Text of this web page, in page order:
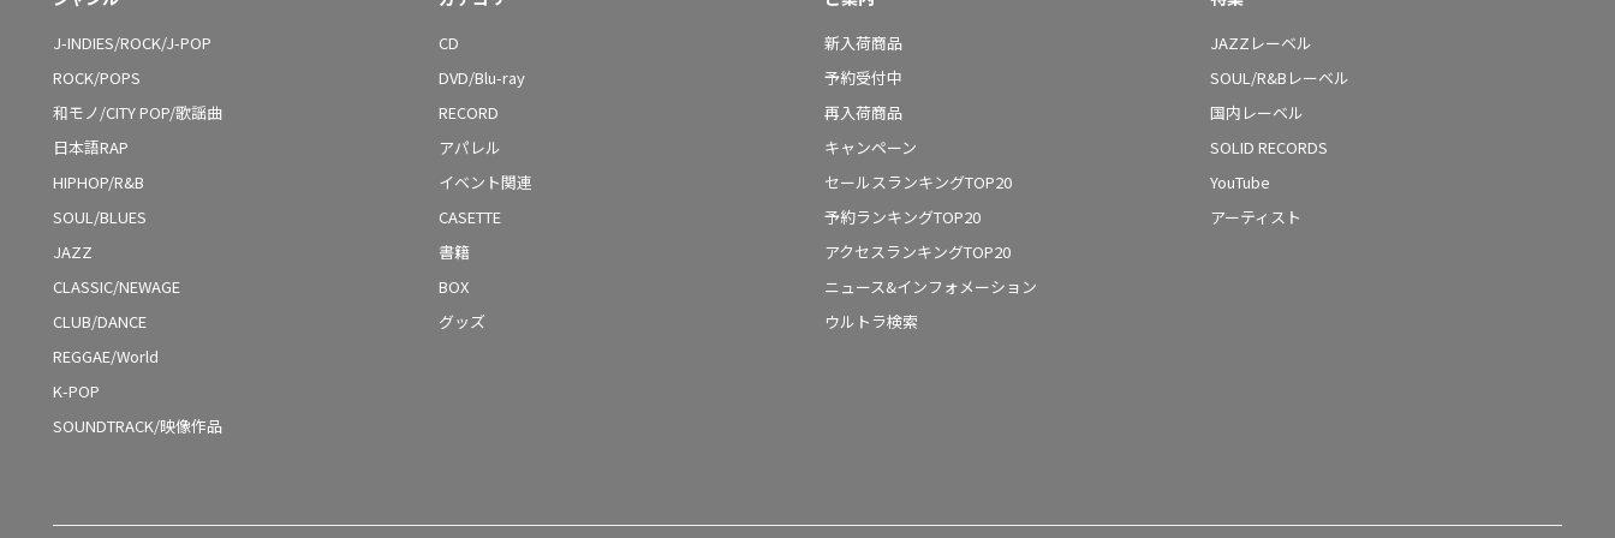
J-INDIES/ROCK/J-POP
ROCK/POPS
和モノ/CITY POP/歌謡曲
日本語RAP
HIPHOP/R&B
SOUL/BLUES
JAZZ
CLASSIC/NEWAGE
CLUB/DANCE
REGGAE/World
K-POP
SOUNDTRACK/映像作品
CD
DVD/Blu-ray
RECORD
アパレル
イベント関連
CASETTE
書籍
BOX
グッズ
新入荷商品
予約受付中
再入荷商品
キャンペーン
セールスランキングTOP20
予約ランキングTOP20
アクセスランキングTOP20
ニュース&インフォメーション
ウルトラ検索
JAZZレーベル
SOUL/R&Bレーベル
国内レーベル
SOLID RECORDS
YouTube
アーティスト